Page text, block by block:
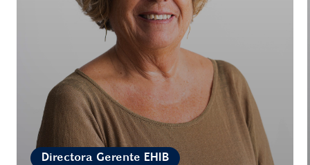
Directora Gerente EHIB